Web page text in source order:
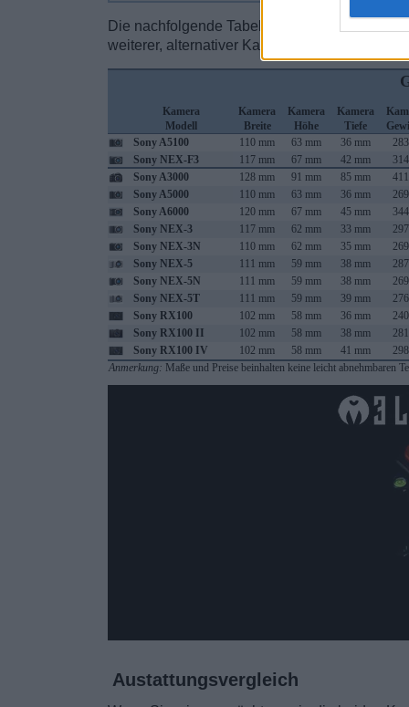
Die nachfolgende Tabelle listet die
weiterer, alternativer Kameramodelle, auf.
Kamera
Modell
Kamera
Breite
Kamera
Höhe
Kamera
Tiefe
Sony A5100
110 mm 63 mm 36 mm
Sony NEX-F3
117 mm 67 mm 42 mm
Sony A3000
128 mm 91 mm 85 mm
Sony A5000
110 mm 63 mm 36 mm
Sony A6000
120 mm 67 mm 45 mm
Sony NEX-3
117 mm 62 mm 33 mm
Sony NEX-3N
110 mm 62 mm 35 mm
Sony NEX-5
111 mm 59 mm 38 mm
Sony NEX-5N
111 mm 59 mm 38 mm
Sony NEX-5T
111 mm 59 mm 39 mm
Sony RX100
102 mm 58 mm 36 mm
Sony RX100 II
102 mm 58 mm 38 mm
Sony RX100 IV
102 mm 58 mm 41 mm
Anmerkung: Maße und Preise beinhalten keine leicht abnehmbaren
Austattungsvergleich